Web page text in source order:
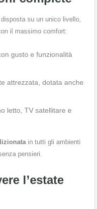
su un unico livello,
il massimo comfort:
gusto e funzionalità
attrezzata, dotata anche
letto, TV satellitare e
in tutti gli ambienti
pensieri.
l’estate